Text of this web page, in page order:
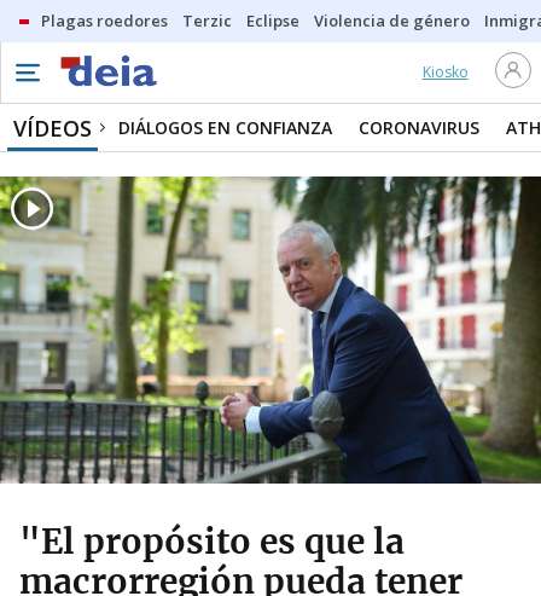
Plagas roedores Terzic Eclipse Violencia de género
Kiosko
VÍDEOS DIÁLOGOS EN CONFIANZA CORONAVIRUS
"El propósito es que la
macrorregión pueda tener